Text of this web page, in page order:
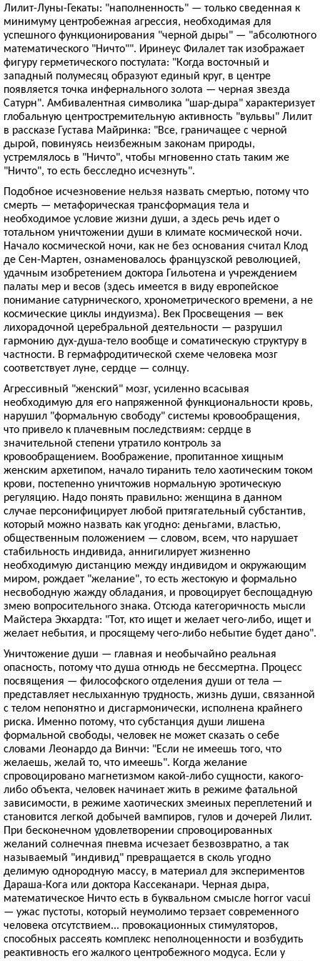
Лилит-Луны-Гекаты: "наполненность" — только сведенная к
минимуму центробежная агрессия, необходимая для
успешного функционирования "черной дыры" — "абсолютного
математического "Ничто"". Иринеус Филалет так изображает
фигуру герметического постулата: "Когда восточный и
западный полумесяц образуют единый круг, в центре
появляется точка инфернального золота — черная звезда
Сатурн". Амбивалентная символика "шар-дыра" характеризует
глобальную центростремительную активность "вульвы" Лилит
в рассказе Густава Майринка: "Все, граничащее с черной
дырой, повинуясь неизбежным законам природы,
устремлялось в "Ничто", чтобы мгновенно стать таким же
"Ничто", то есть бесследно исчезнуть".
Подобное исчезновение нельзя назвать смертью, потому что
смерть — метафорическая трансформация тела и
необходимое условие жизни души, а здесь речь идет о
тотальном уничтожении души в климате космической ночи.
Начало космической ночи, как не без основания считал Клод
де Сен-Мартен, ознаменовалось французской революцией,
удачным изобретением доктора Гильотена и учреждением
палаты мер и весов (здесь имеется в виду европейское
понимание сатурнического, хронометрического времени, а не
космические циклы индуизма). Век Просвещения — век
лихорадочной церебральной деятельности — разрушил
гармонию дух-душа-тело вообще и соматическую структуру в
частности. В гермафродитической схеме человека мозг
соответствует луне, сердце — солнцу.
Агрессивный "женский" мозг, усиленно всасывая
необходимую для его напряженной функциональности кровь,
нарушил "формальную свободу" системы кровообращения,
что привело к плачевным последствиям: сердце в
значительной степени утратило контроль за
кровообращением. Воображение, пропитанное хищным
женским архетипом, начало тиранить тело хаотическим током
крови, постепенно уничтожив нормальную эротическую
регуляцию. Надо понять правильно: женщина в данном
случае персонифицирует любой притягательный субстантив,
который можно назвать как угодно: деньгами, властью,
общественным положением — словом, всем, что нарушает
стабильность индивида, аннигилирует жизненно
необходимую дистанцию между индивидом и окружающим
миром, рождает "желание", то есть жестокую и формально
несвободную жажду обладания, и провоцирует беспощадную
змею вопросительного знака. Отсюда категоричность мысли
Maйcтepa Экхардта: "Тот, кто ищет и желает чего-либо, ищет и
желает небытия, и просящему чего-либо небытие будет дано".
Уничтожение души — главная и необычайно реальная
опасность, потому что душа отнюдь не бессмертна. Процесс
посвящения — философского отделения души от тела —
представляет неслыханную трудность, жизнь души, связанной
с телом непонятно и дисгармонически, исполнена крайнего
риска. Именно потому, что субстанция души лишена
формальной свободы, человек не может сказать о себе
словами Леонардо да Винчи: "Если не имеешь того, что
желаешь, желай то, что имеешь". Когда желание
спровоцировано магнетизмом какой-либо сущности, какого-
либо объекта, человек начинает жить в режиме фатальной
зависимости, в режиме хаотических змеиных переплетений и
становится легкой добычей вампиров, гулов и дочерей Лилит.
При бесконечном удовлетворении спровоцированных
желаний солнечная пневма исчезает безвозвратно, а так
называемый "индивид" превращается в сколь угодно
делимую однородную массу, в материал для экспериментов
Дараша-Кога или доктора Кассеканари. Черная дыра,
математическое Ничто есть в буквальном смысле horror vacui
— ужас пустоты, который неумолимо терзает современного
человека отсутствием... провокационных стимуляторов,
способных рассеять комплекс неполноценности и возбудить
реактивность его жалкого центробежного модуса. Если у